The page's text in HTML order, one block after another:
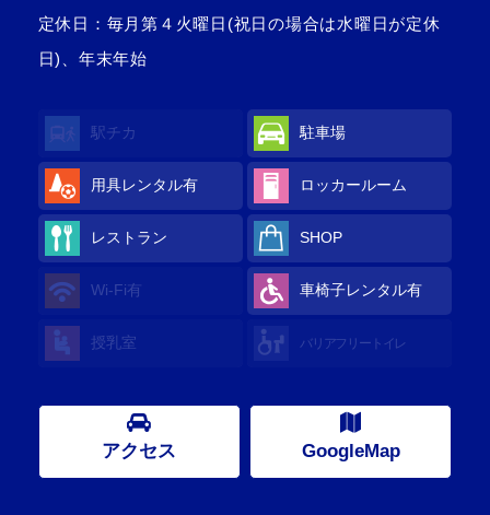
定休日：毎月第４火曜日(祝日の場合は水曜日が定休
日)、年末年始
駅チカ 駐車場
用具レンタル有 ロッカールーム
レストラン SHOP
Wi-Fi有 車椅子レンタル有
授乳室 バリアフリートイレ
アクセス GoogleMap